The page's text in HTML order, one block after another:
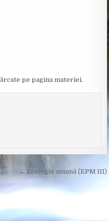
pe pagina materiei.
← Ecologie umană (EPM III)